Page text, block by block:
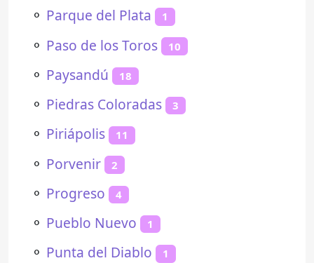
⚬ Parque del Plata 1
⚬ Paso de los Toros 10
⚬ Paysandú 18
⚬ Piedras Coloradas 3
⚬ Piriápolis 11
⚬ Porvenir 2
⚬ Progreso 4
⚬ Pueblo Nuevo 1
⚬ Punta del Diablo 1